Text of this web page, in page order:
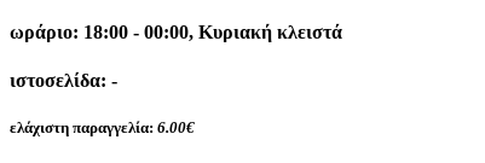
ωράριο: 18:00 - 00:00, Κυριακή κλειστά
ιστοσελίδα: -
ελάχιστη παραγγελία: 6.00€